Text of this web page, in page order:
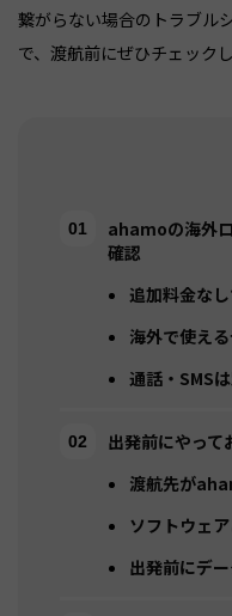
繋がらない場合のトラブル
で、渡航前にぜひチェック
ahamoの海外
確認
追加料金な
海外で使え
通話・SMS
出発前にやって
渡航先が
ソフトウェ
出発前にデ